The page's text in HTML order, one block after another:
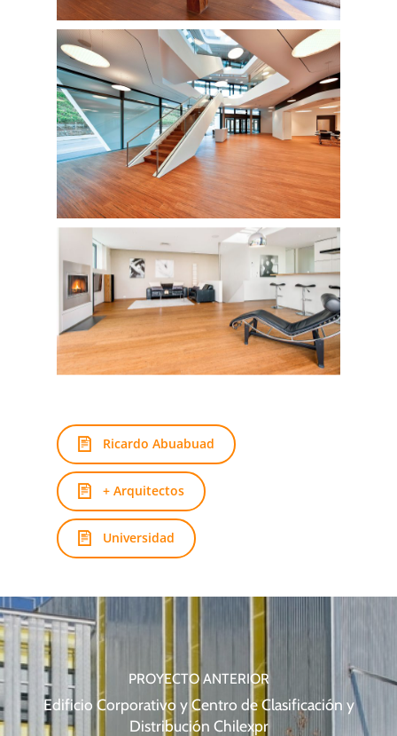
Ricardo Abuabuad
+ Arquitectos
Universidad
PROYECTO ANTERIOR
Edificio Corporativo y Centro de Clasificación y
Distribución Chilexpr